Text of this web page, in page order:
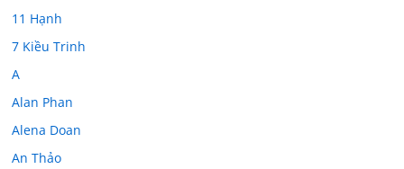
11 Hạnh
7 Kiều Trinh
A
Alan Phan
Alena Doan
An Thảo